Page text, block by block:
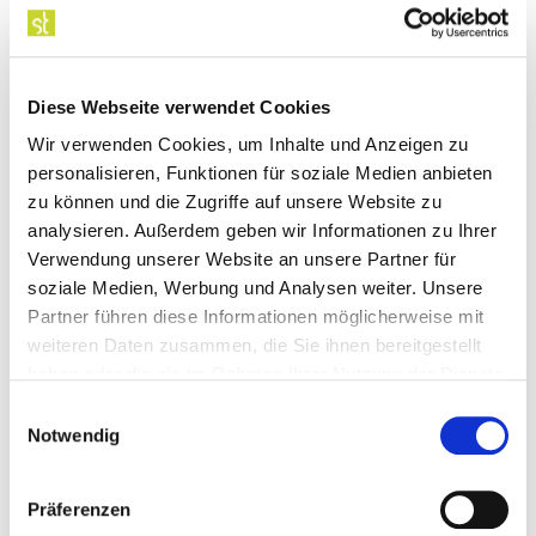
Diese Webseite verwendet Cookies
Wir verwenden Cookies, um Inhalte und Anzeigen zu
personalisieren, Funktionen für soziale Medien anbieten
zu können und die Zugriffe auf unsere Website zu
analysieren. Außerdem geben wir Informationen zu Ihrer
Verwendung unserer Website an unsere Partner für
soziale Medien, Werbung und Analysen weiter. Unsere
Partner führen diese Informationen möglicherweise mit
weiteren Daten zusammen, die Sie ihnen bereitgestellt
Notwendig
Präferenzen
bzw. zu befahren, da allgemein bekannt ist, dass
von nassem Laub eine Gefahrenquelle ausgeht.
Grundstückseigentümer, wenn er das Anwesen
vermietet hat, das Laubfegen ebenso wie die Räum-
und Streupflicht auch auf die Mieter übertragen. Er
behält jedoch weiterhin eine so genannte
Überwachungspflicht, muss also regelmäßig
kontrollieren, ob der Mieter der Verpflichtung auch
nachkommt.
Sind auch Sie von diesem Thema betroffen oder
Sie Frau Rechtsanwältin Silke Thulke-Rinne zu dem
Thema telefonisch unter 0911/979 1353 oder per
Rechtsanwaltskanzlei Thulke Rinne – Ihr Recht ist